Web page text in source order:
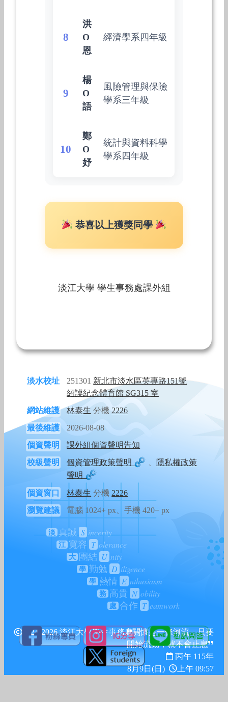
8
洪
O
恩
經濟學系四年級
9
楊
O
語
風險管理與保險
學系三年級
10
鄭
O
妤
統計與資料科學
學系四年級
恭喜以上獲獎同學
淡江大學 學生事務處課外組
淡水校址 251301 新北市淡水區英專路151號
紹謨紀念體育館 SG315 室
網站維護
林泰生 分機2226
最後維護
2026-08-08
個資聲明
課外組個資聲明告知
校級聲明
個資管理政策聲明
隱私權政策
聲明
個資窗口 林泰生 分機2226
瀏覽建議
電腦 1024+ px、手機 420+ px
淡 真誠 S incerity
江 寬容 T olerance
大 團結 U nity
學 勤勉 D iligence
學 熱情 E nthusiasm
務 高貴 N obility
處 合作 T eamwork
2024-2026 淡江大學學生事務處關懷是一條河流，只要
開始流動，就不會止息
丙午 115年
8月9日(日)
上午 09:57